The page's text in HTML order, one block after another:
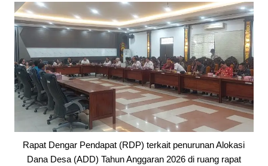
Rapat Dengar Pendapat (RDP) terkait penurunan Alokasi
Dana Desa (ADD) Tahun Anggaran 2026 di ruang rapat